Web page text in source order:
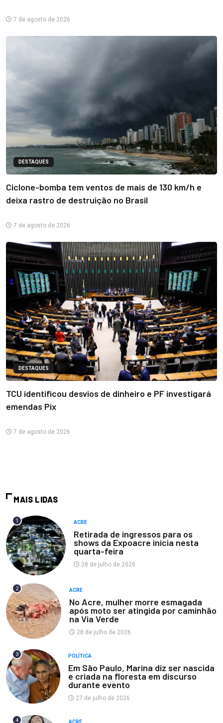
7 de agosto de 2026
DESTAQUES
Ciclone-bomba tem ventos de mais de 130 km/h e
deixa rastro de destruição no Brasil
7 de agosto de 2026
DESTAQUES
TCU identificou desvios de dinheiro e PF investigará
emendas Pix
7 de agosto de 2026
MAIS LIDAS
1 ACRE
Retirada de ingressos para os
shows da Expoacre inicia nesta
quarta-feira
28 de julho de 2026
2 ACRE
No Acre, mulher morre esmagada
após moto ser atingida por caminhão
na Via Verde
28 de julho de 2026
3 POLÍTICA
Em São Paulo, Marina diz ser nascida
e criada na floresta em discurso
durante evento
27 de julho de 2026
4 ACRE